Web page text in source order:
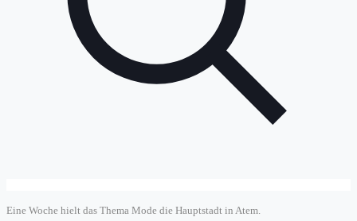
Eine Woche hielt das Thema Mode die Hauptstadt in Atem.